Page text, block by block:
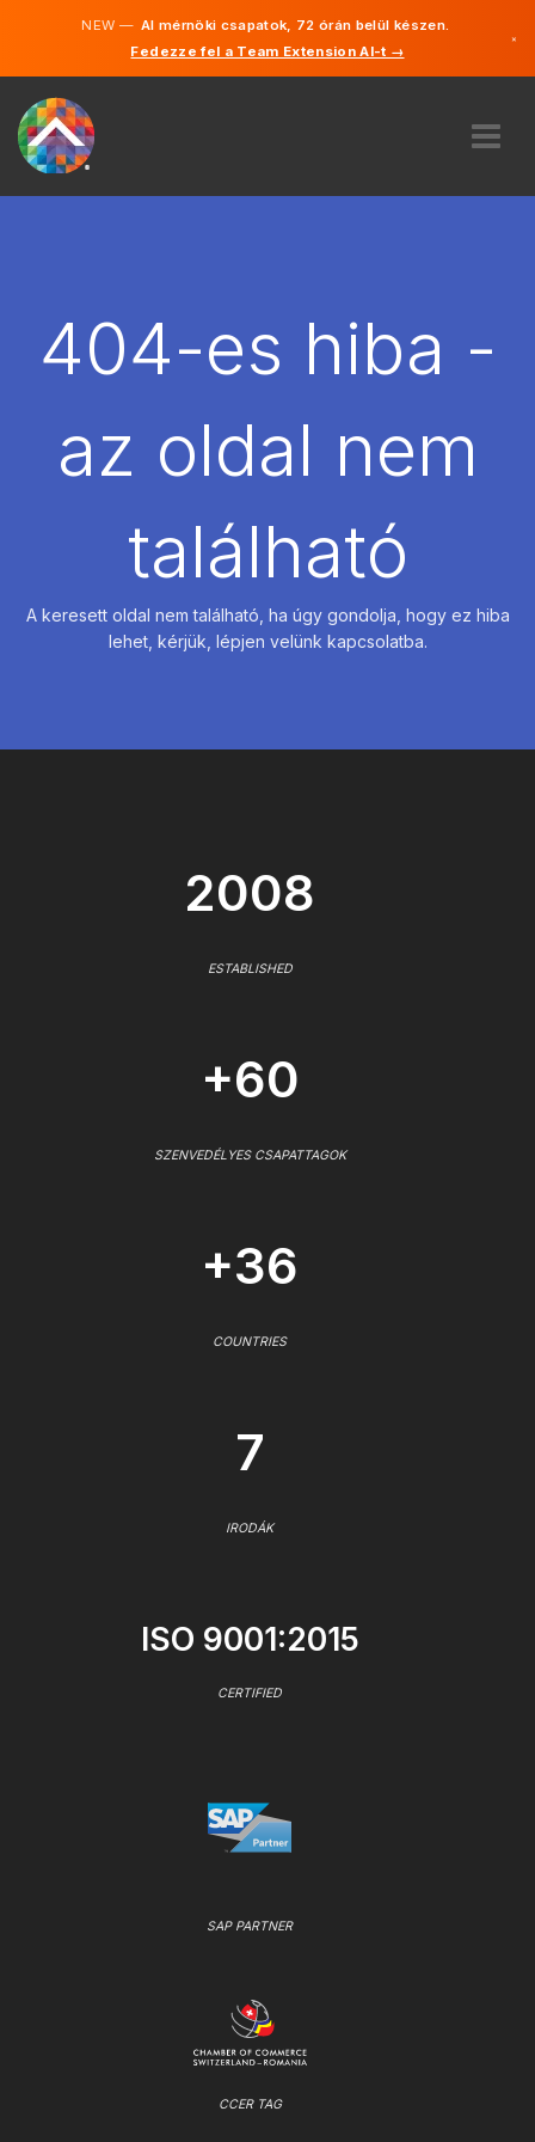
NEW —AI mérnöki csapatok, 72 órán belül készen.
Fedezze fel a Team Extension AI-t →
×
BÉREL
404-es hiba -
az oldal nem
található
A keresett oldal nem található, ha úgy gondolja, hogy ez hiba
lehet, kérjük, lépjen velünk kapcsolatba.
2008
ESTABLISHED
+60
SZENVEDÉLYES CSAPATTAGOK
+36
COUNTRIES
7
IRODÁK
ISO 9001:2015
CERTIFIED
SAP PARTNER
CCER TAG